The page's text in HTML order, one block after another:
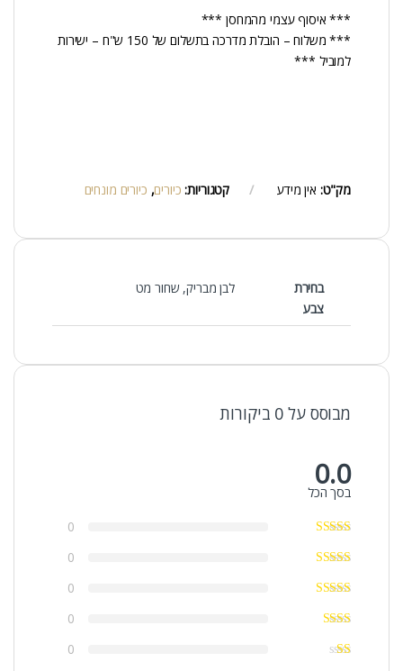
*** איסוף עצמי מהמחסן ***
*** משלוח – הובלת מדרכה בתשלום של 150 ש"ח – ישירות
למוביל ***
מק"ט: אין מידע קטגוריות: כיורים, כיורים מונחים
בחירת
צבע
לבן מבריק, שחור מט
מבוסס על 0 ביקורות
0.0
בסך הכל
0
0
0
0
0